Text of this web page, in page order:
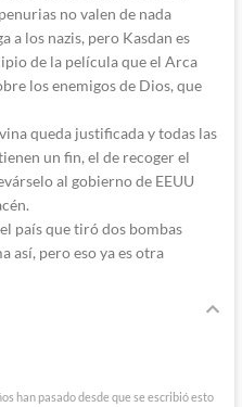
no valen de nada
a los nazis, pero Kasdan es
de la película que el Arca
los enemigos de Dios, que
queda justificada y todas las
un fin, el de recoger el
al gobierno de EEUU
país que tiró dos bombas
así, pero eso ya es otra
han pasado desde que se escribió esto